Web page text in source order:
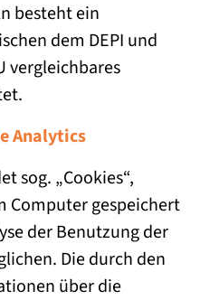
besteht ein
dem DEPI und
vergleichbares
Analytics
sog. „Cookies“,
Computer gespeichert
der Benutzung der
Die durch den
über die